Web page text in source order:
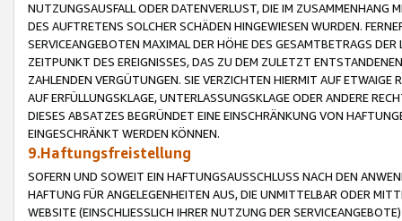
NUTZUNGSAUSFALL ODER DATENVERLUST, DIE IM ZUSAMMENHANG
DES AUFTRETENS SOLCHER SCHÄDEN HINGEWIESEN WURDEN.
SERVICEANGEBOTEN MAXIMAL DER HÖHE DES GESAMTBETRAGS
ZEITPUNKT DES EREIGNISSES, DAS ZU DEM ZULETZT
ZAHLENDEN VERGÜTUNGEN. SIE VERZICHTEN HIERMIT AUF
AUF ERFÜLLUNGSKLAGE, UNTERLASSUNGSKLAGE ODER ANDERE
DIESES ABSATZES BEGRÜNDET EINE EINSCHRÄNKUNG VON
EINGESCHRÄNKT WERDEN KÖNNEN.
9.Haftungsfreistellung
SOFERN UND SOWEIT EIN HAFTUNGSAUSSCHLUSS NACH DEN
HAFTUNG FÜR ANGELEGENHEITEN AUS, DIE UNMITTELBAR ODER
WEBSITE (EINSCHLIESSLICH IHRER NUTZUNG DER